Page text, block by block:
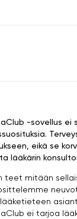
-sovellus ei
eikä se
lääkärin
teet mitään
ei tarjoa